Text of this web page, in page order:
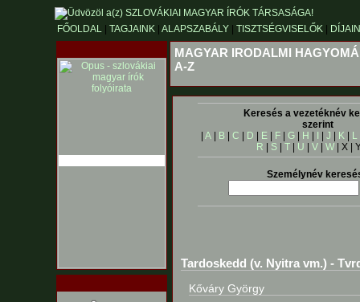
FŐOLDAL TAGJAINK ALAPSZABÁLY TISZTSÉGVISELŐK
MAGYAR IRODALMI
A-Z
Keresés a vezetéknév
szerint
A B C D E F G H J K L
R
S T U V W | X |
Személynév
Tardoskedd (v. Nyitra vm.) -
Kőváry György